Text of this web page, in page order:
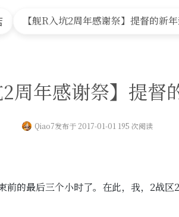
【舰R入坑2周年感谢祭】提督的新
2周年感谢祭】提督
Qiao7发布于 2017-01-01 195 次阅读
前的最后三个小时了。在此，我，2战